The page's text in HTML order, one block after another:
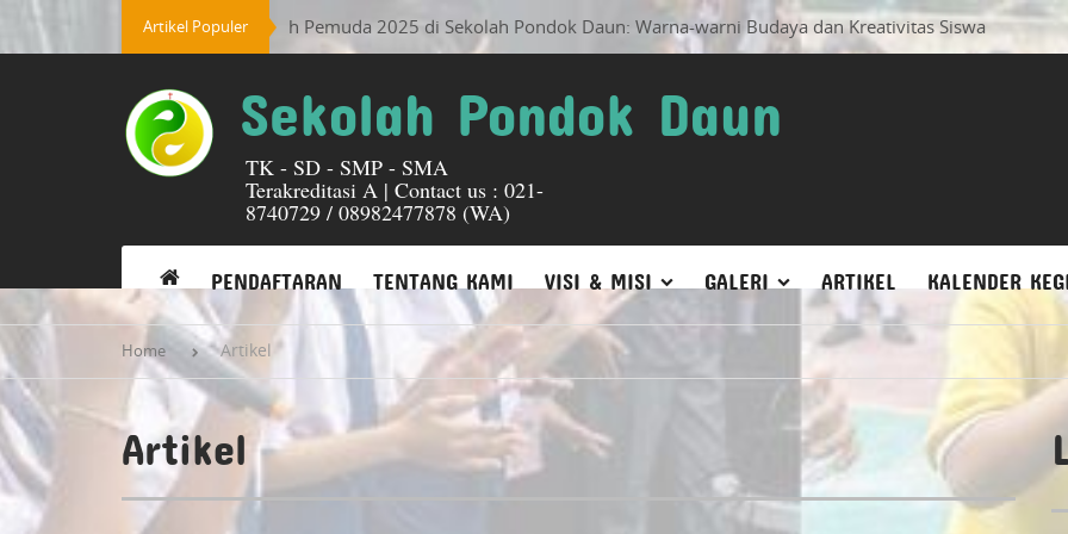
Artikel Populer
- Perayaan Sumpah Pemuda 2025 di Sekolah Pondok Daun: Warna-warni Budaya dan Kreativitas Siswa Rabu, 08 Januari
Sekolah Pondok Daun
TK - SD - SMP - SMA
Terakreditasi A | Contact us : 021-
8740729 / 08982477878 (WA)
PENDAFTARAN TENTANG KAMI VISI & MISI GALERI ARTIKEL KALENDER
Home Artikel
Artikel